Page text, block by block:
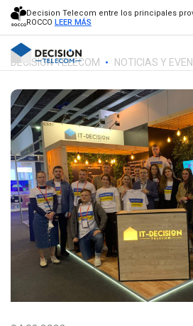
Decision Telecom entre los principales
ROCCO LEER MÁS
DECISION TELECOM NOTICIAS Y